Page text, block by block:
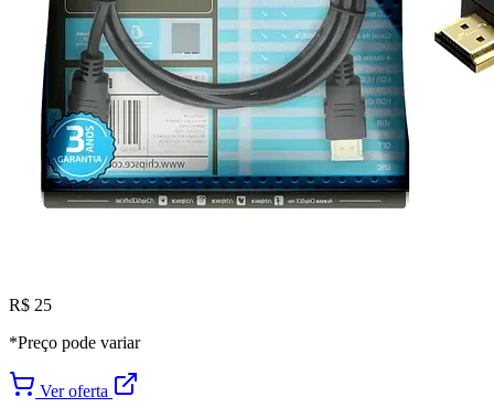
R$ 25
*Preço pode variar
Ver oferta